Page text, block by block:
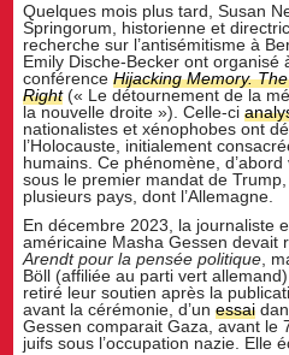
Quelques mois plus tard, Susan
Springorum, historienne et
recherche sur l’antisémitisme à
Emily Dische-Becker ont organisé
conférenceHijacking Memory.
Right(« Le détournement de la
la nouvelle droite »). Celle-ci
nationalistes et xénophobes ont
l’Holocauste, initialement
humains. Ce phénomène,
sous le premier mandat de
plusieurs pays, dont l’Allemagne.
En décembre 2023, la journaliste
américaine Masha Gessen devait
Arendt pour la pensée politique ,
Böll (affiliée au parti vert
retiré leur soutien après la
avant la cérémonie, d’unessai
Gessen comparait Gaza, avant le
juifs sous l’occupation nazie. Elle